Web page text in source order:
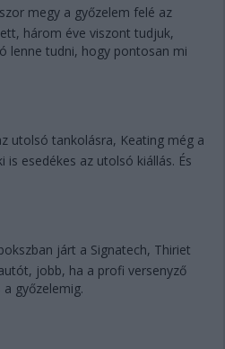
megy a győzelem felé az
három éve viszont tudjuk,
lenne tudni, hogy pontosan mi
utolsó tankolásra, Keating még a
is esedékes az utolsó kiállás. És
járt a Signatech, Thiriet
jobb, ha a profi versenyző
győzelemig.